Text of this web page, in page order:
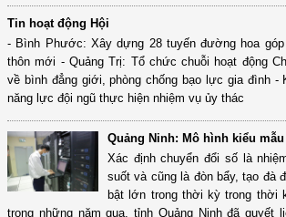
Tin hoạt động Hội
- Bình Phước: Xây dựng 28 tuyến đường hoa
thôn mới - Quảng Trị: Tổ chức chuỗi hoạt động
về bình đẳng giới, phòng chống bạo lực gia đình -
năng lực đội ngũ thực hiện nhiệm vụ ủy thác
Quảng Ninh: Mô hình kiểu
Xác định chuyển đổi số là
suốt và cũng là đòn bẩy, tạo đà
bật lớn trong thời kỳ trong thời
trong những năm qua, tỉnh Quảng Ninh đã quyết